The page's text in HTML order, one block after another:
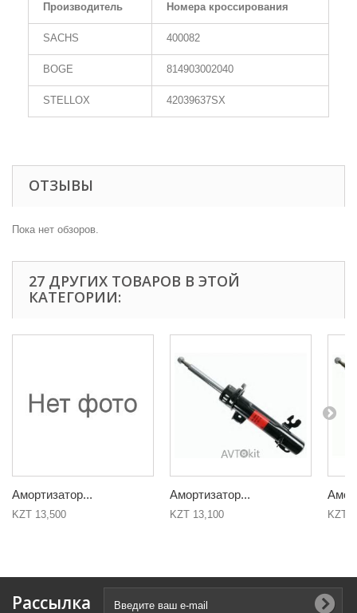
Производитель Номера кроссирования
SACHS 400082
BOGE 814903002040
STELLOX 42039637SX
ОТЗЫВЫ
Пока нет обзоров.
27 ДРУГИХ ТОВАРОВ В ЭТОЙ
КАТЕГОРИИ:
Амортизатор...
KZT 13,500
Амортизатор...
KZT 13,100 KZT
Рассылка